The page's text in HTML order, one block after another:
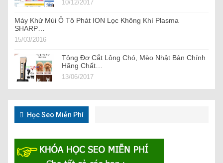
10/12/2017
Máy Khử Mùi Ô Tô Phát ION Lọc Không Khí Plasma
SHARP…
15/03/2016
Tông Đơ Cắt Lông Chó, Mèo Nhật Bản Chính
Hãng Chất…
13/06/2017
Học Seo Miễn Phí